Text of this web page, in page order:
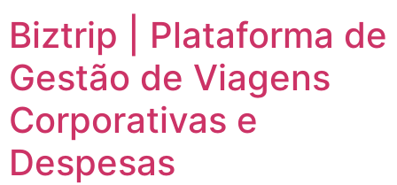
Biztrip | Plataforma de
Gestão de Viagens
Corporativas e
Despesas